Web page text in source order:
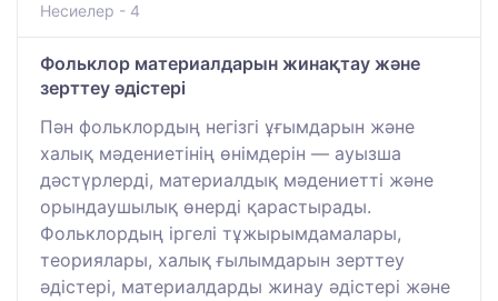
Несиелер - 4
Фольклор материалдарын жинақтау және
зерттеу әдістері
Пән фольклордың негізгі ұғымдарын және
халық мәдениетінің өнімдерін — ауызша
дәстүрлерді, материалдық мәдениетті және
орындаушылық өнерді қарастырады.
Фольклордың іргелі тұжырымдамалары,
теориялары, халық ғылымдарын зерттеу
әдістері, материалдарды жинау әдістері және